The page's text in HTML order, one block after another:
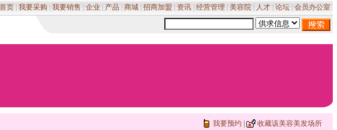
首页 我要采购 我要销售 企业 产品 商城 招商加盟 资讯 经营管理 美容院 人才 论坛 会员办公室
我要预约 收藏该美容美发场所